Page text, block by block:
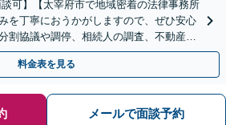
談可】【太宰府市で地域密着の法律事務所
を丁寧におうかがしますので、ぜひ安心
割協議や調停、相続人の調査、不動産相
幅広く対応
料金表を見る
メールで面談予約